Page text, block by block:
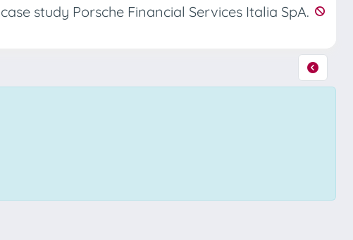
study Porsche Financial Services Italia SpA.